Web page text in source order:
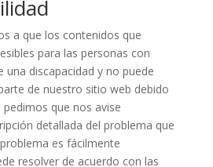
a que los contenidos que
para las personas con
una discapacidad y no puede
de nuestro sitio web debido
pedimos que nos avise
detallada del problema que
es fácilmente
resolver de acuerdo con las